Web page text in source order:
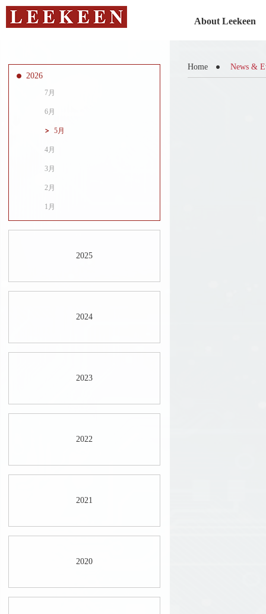
About Leekeen
2026
7月
6月
5月
4月
3月
2月
1月
2025
2024
2023
2022
2021
2020
Home News &